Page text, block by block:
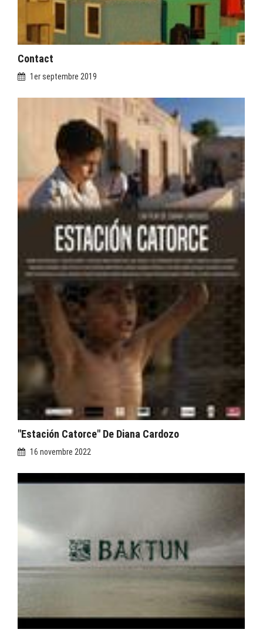
Contact
1er septembre 2019
"Estación Catorce" De Diana Cardozo
16 novembre 2022